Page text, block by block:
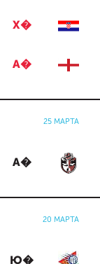
Х�
А�
25 МАРТА
А�
20 МАРТА
Ю�